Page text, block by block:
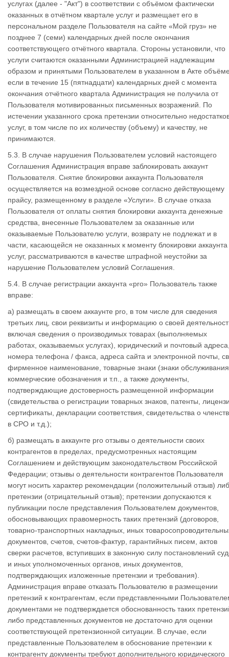
услугах (далее - "Акт") в соответствии с объёмом фактически
оказанных в отчётном квартале услуг и размещает его в
персональном разделе Пользователя на сайте «Мой груз» не
позднее 7 (семи) календарных дней после окончания
соответствующего отчётного квартала. Стороны установили, что
услуги считаются оказанными Администрацией надлежащим
образом и принятыми Пользователем в указанном в Акте
если в течение 15 (пятнадцати) календарных дней с момента
окончания отчётного квартала Администрация не получила от
Пользователя мотивированных письменных возражений. По
истечении указанного срока претензии относительно
услуг, в том числе по их количеству (объему) и качеству, не
принимаются.
5.3. В случае нарушения Пользователем условий настоящего
Соглашения Администрация вправе заблокировать аккаунт
Пользователя. Снятие блокировки аккаунта Пользователя
осуществляется на возмездной основе согласно действующему
прайсу, размещенному в разделе «Услуги». В случае отказа
Пользователя от оплаты снятия блокировки аккаунта денежные
средства, внесенные Пользователем за оказанные или
оказываемые Пользователю услуги, возврату не подлежат и в
части, касающейся не оказанных к моменту блокировки аккаунта
услуг, рассматриваются в качестве штрафной неустойки за
нарушение Пользователем условий Соглашения.
5.4. В случае регистрации аккаунта «pro» Пользователь также
вправе:
а) размещать в своем аккаунте pro, в том числе для сведения
третьих лиц, свои реквизиты и информацию о своей
включая сведения о производимых товарах (выполняемых
работах, оказываемых услугах), юридический и почтовый
номера телефона / факса, адреса сайта и электронной почты,
фирменное наименование, товарные знаки (знаки
коммерческие обозначения и т.п., а также документы,
подтверждающие достоверность размещенной информации
(свидетельства о регистрации товарных знаков, патенты,
сертификаты, декларации соответствия, свидетельства о
в СРО и т.д.);
б) размещать в аккаунте pro отзывы о деятельности своих
контрагентов в пределах, предусмотренных настоящим
Соглашением и действующим законодательством Российской
Федерации; отзывы о деятельности контрагентов Пользователя
могут носить характер рекомендации (положительный отзыв)
претензии (отрицательный отзыв); претензии допускаются к
публикации после представления Пользователем документов,
обосновывающих правомерность таких претензий (договоров,
товарно-транспортных накладных, иных
документов, счетов, счетов-фактур, гарантийных писем, актов
сверки расчетов, вступивших в законную силу постановлений
и иных уполномоченных органов, иных документов,
подтверждающих изложенные претензии и требования).
Администрация вправе отказать Пользователю в размещении
претензий к контрагентам, если представленными
документами не подтверждается обоснованность таких
либо представленных документов не достаточно для оценки
соответствующей претензионной ситуации. В случае, если
представленные Пользователем в обоснование претензии к
контрагенту документы требуют дополнительного юридического